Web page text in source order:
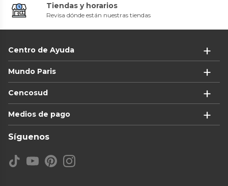
Tiendas y horarios
Revisa dónde están nuestras tiendas
Centro de Ayuda
Mundo Paris
Cencosud
Medios de pago
Síguenos